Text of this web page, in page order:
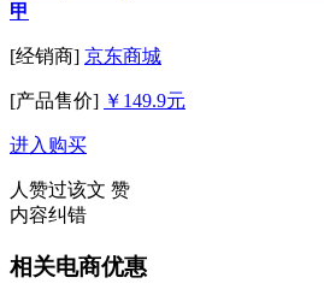
甲
[经销商] 京东商城
[产品售价] ￥149.9元
进入购买
人赞过该文 赞
内容纠错
相关电商优惠